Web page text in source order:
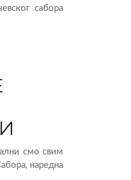
сабора
смо свим
наредна